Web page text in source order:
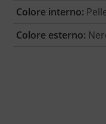
Colore interno:
Colore esterno: